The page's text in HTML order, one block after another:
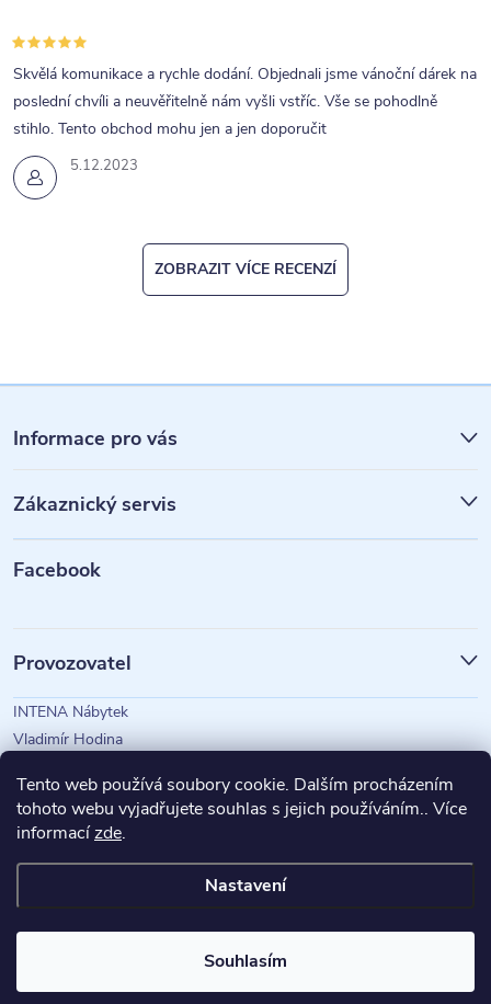
Tento web používá soubory cookie. Dalším procházením
tohoto webu vyjadřujete souhlas s jejich používáním.. Více
informacízde.
Nastavení
Souhlasím
5.12.2023
Skvělá komunikace a rychle dodání. Objednali jsme vánoční dárek na
poslední chvíli a neuvěřitelně nám vyšli vstříc. Vše se pohodlně
stihlo. Tento obchod mohu jen a jen doporučit
ZOBRAZIT VÍCE RECENZÍ
á
p
a
Informace pro vás
Zákaznický servis
Facebook
Provozovatel
INTENA Nábytek
Vladimír Hodina
Copyright 2026INTENA Nábytek. Všechna práva vyhrazena.